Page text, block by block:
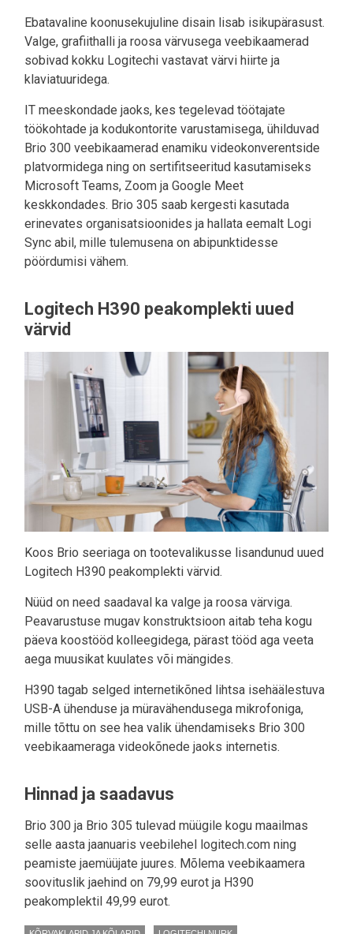
Ebatavaline koonusekujuline disain lisab isikupärasust.
Valge, grafiithalli ja roosa värvusega veebikaamerad
sobivad kokku Logitechi vastavat värvi hiirte ja
klaviatuuridega.
IT meeskondade jaoks, kes tegelevad töötajate
töökohtade ja kodukontorite varustamisega, ühilduvad
Brio 300 veebikaamerad enamiku videokonverentside
platvormidega ning on sertifitseeritud kasutamiseks
Microsoft Teams, Zoom ja Google Meet
keskkondades. Brio 305 saab kergesti kasutada
erinevates organisatsioonides ja hallata eemalt Logi
Sync abil, mille tulemusena on abipunktidesse
pöördumisi vähem.
Logitech H390 peakomplekti uued
värvid
Koos Brio seeriaga on tootevalikusse lisandunud uued
Logitech H390 peakomplekti värvid.
Nüüd on need saadaval ka valge ja roosa värviga.
Peavarustuse mugav konstruktsioon aitab teha kogu
päeva koostööd kolleegidega, pärast tööd aga veeta
aega muusikat kuulates või mängides.
H390 tagab selged internetikõned lihtsa isehäälestuva
USB-A ühenduse ja müravähendusega mikrofoniga,
mille tõttu on see hea valik ühendamiseks Brio 300
veebikaameraga videokõnede jaoks internetis.
Hinnad ja saadavus
Brio 300 ja Brio 305 tulevad müügile kogu maailmas
selle aasta jaanuaris veebilehel logitech.com ning
peamiste jaemüüjate juures. Mõlema veebikaamera
soovituslik jaehind on 79,99 eurot ja H390
peakomplektil 49,99 eurot.